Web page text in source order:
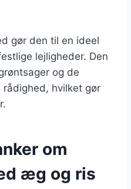
gør den til en ideel
lejligheder. Den
og de
rådighed, hvilket gør
om
æg og ris